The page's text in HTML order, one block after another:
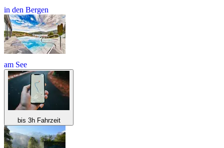
in den Bergen
am See
bis 3h Fahrzeit